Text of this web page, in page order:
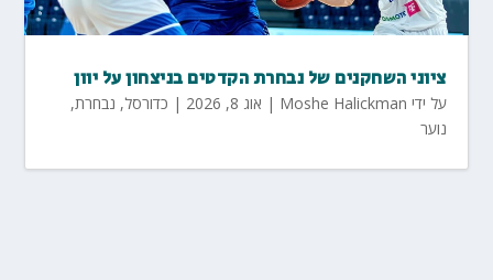
ציוני השחקנים של נבחרת הקדטים בניצחון על יוון
על ידי Moshe Halickman
| אוג 8, 2026 | כדורסל, נבחרת,
נוער